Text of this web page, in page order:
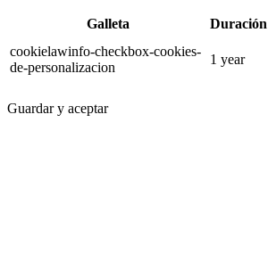
Galleta Duración
cookielawinfo-checkbox-cookies-
de-personalizacion
1 year
Guardar y aceptar